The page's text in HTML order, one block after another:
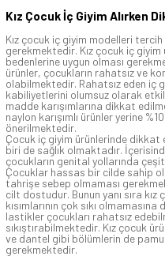
Kız Çocuk İç Giyim Alırken
Kız çocuk iç giyim modelleri
gerekmektedir. Kız çocuk iç
bedenlerine uygun olması
ürünler, çocukların rahatsız ve
olabilmektedir. Rahatsız eden iç
kabiliyetlerini olumsuz olarak
madde karışımlarına dikkat
naylon karışımlı ürünler yerine
önerilmektedir.
Çocuk iç giyim ürünlerinde dikkat
biri de sağlık olmaktadır.
çocukların genital yollarında
Çocuklar hassas bir cilde sahip
tahrişe sebep olmaması
cilt dostudur. Bunun yanı sıra
kısımlarının çok sıkı
lastikler çocukları rahatsız
sıkıştırabilmektedir. Kız çocuk
ve dantel gibi bölümlerin de
gerekmektedir.